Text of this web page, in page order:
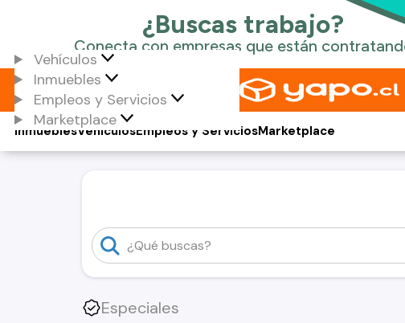
Vehículos
Inmuebles
Empleos y Servicios
Marketplace
Vehículos
Inmuebles Empleos y ServiciosMarketplace
Especiales